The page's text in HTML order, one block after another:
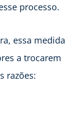
processo.
essa medida
a trocarem
razões: